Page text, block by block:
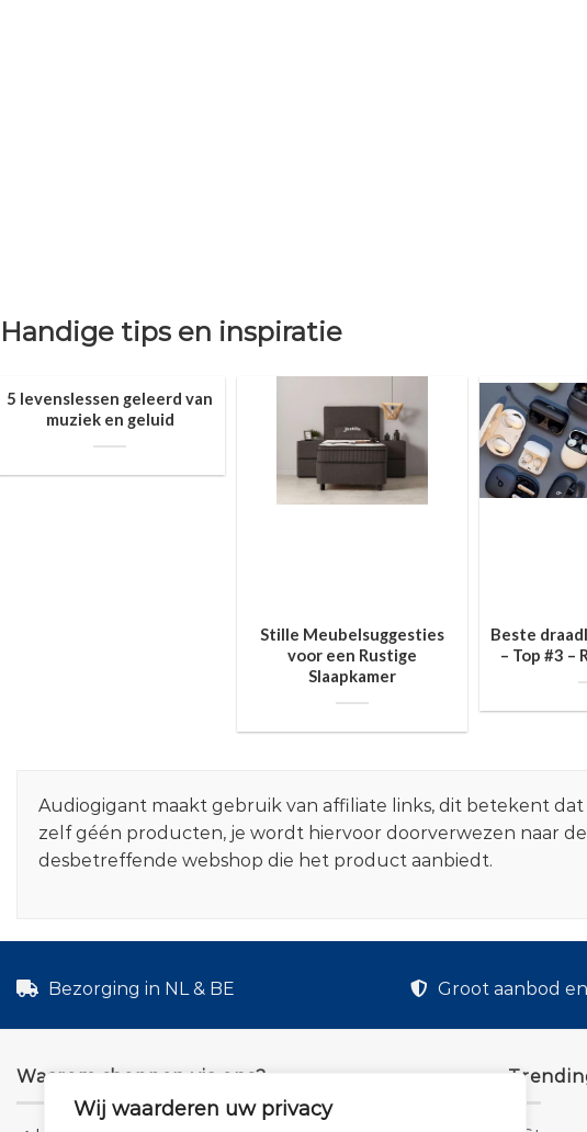
Wij waarderen uw privacy
Handige tips en inspiratie
5 levenslessen geleerd van
muziek en geluid
Stille Meubelsuggesties
voor een Rustige
Slaapkamer
Beste
– Top #3 –
Audiogigant maakt gebruik van affiliate links, dit betekent
zelf géén producten, je wordt hiervoor doorverwezen naar
desbetreffende webshop die het product aanbiedt.
Bezorging in NL & BE Groot aanbod
Waarom shoppen via ons?